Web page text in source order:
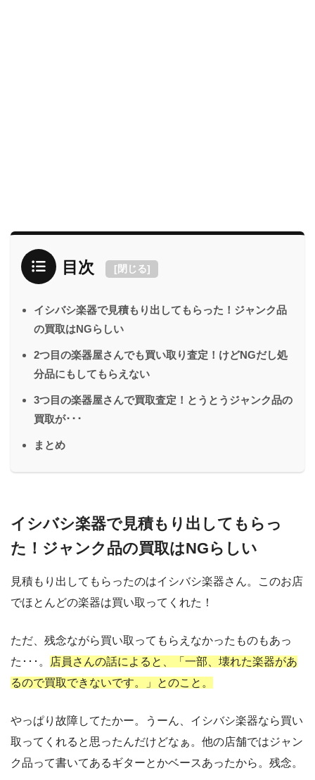
目次 [閉じる]
イシバシ楽器で見積もり出してもらった！ジャンク品
の買取はNGらしい
2つ目の楽器屋さんでも買い取り査定！けどNGだし処
分品にもしてもらえない
3つ目の楽器屋さんで買取査定！とうとうジャンク品の
買取が･･･
まとめ
イシバシ楽器で見積もり出してもらっ
た！ジャンク品の買取はNGらしい
見積もり出してもらったのはイシバシ楽器さん。このお店
でほとんどの楽器は買い取ってくれた！
ただ、残念ながら買い取ってもらえなかったものもあっ
た･･･。
店員さんの話によると、「一部、壊れた楽器があ
るので買取できないです。」とのこと。
やっぱり故障してたかー。うーん、イシバシ楽器なら買い
取ってくれると思ったんだけどなぁ。他の店舗ではジャン
ク品って書いてあるギターとかベースあったから。残念。